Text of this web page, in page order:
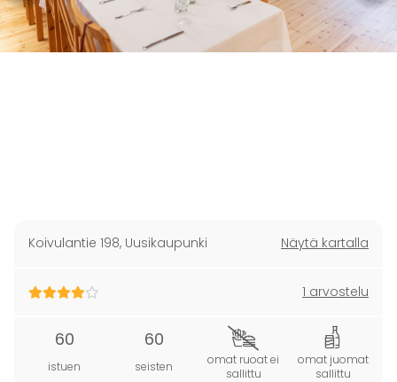
Koivulantie 198, Uusikaupunki Näytä kartalla
1 arvostelu
60
istuen
60
seisten
omat ruoat ei
sallittu
omat juomat
sallittu